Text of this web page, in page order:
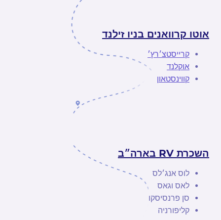
אוטו קרוואנים בניו זילנד
קרייסטצ׳רץ׳
אוקלנד
קווינסטאון
השכרת RV בארה״ב
לוס אנג׳לס
לאס וגאס
סן פרנסיסקו
קליפורניה